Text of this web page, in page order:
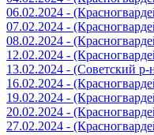
06.02.2024 -
07.02.2024 -
08.02.2024 -
12.02.2024 -
13.02.2024 - (Советский
16.02.2024 -
19.02.2024 -
20.02.2024 -
27.02.2024 -